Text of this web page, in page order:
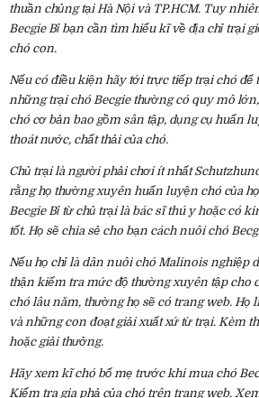
thuần chủng tại Hà Nội và TP.HCM. Tuy
Becgie Bỉ bạn cần tìm hiểu kĩ về địa chỉ trại
chó con.
Nếu có điều kiện hãy tới trực tiếp trại chó để
những trại chó Becgie thường có quy mô
chó cơ bản bao gồm sân tập, dụng cụ huấn
thoát nước, chất thải của chó.
Chủ trại là người phải chơi ít nhất
rằng họ thường xuyên huấn luyện chó của
Becgie Bỉ từ chủ trại là bác sĩ thú y hoặc có
tốt. Họ sẽ chia sẻ cho bạn cách nuôi chó
Nếu họ chỉ là dân nuôi chó Malinois nghiệp
thận kiểm tra mức độ thường xuyên tập cho
chó lâu năm, thường họ sẽ có trang web. Họ
và những con đoạt giải xuất xứ từ trại. Kèm
hoặc giải thưởng.
Hãy xem kĩ chó bố mẹ trước khi mua chó
Kiểm tra gia phả của chó trên trang web.